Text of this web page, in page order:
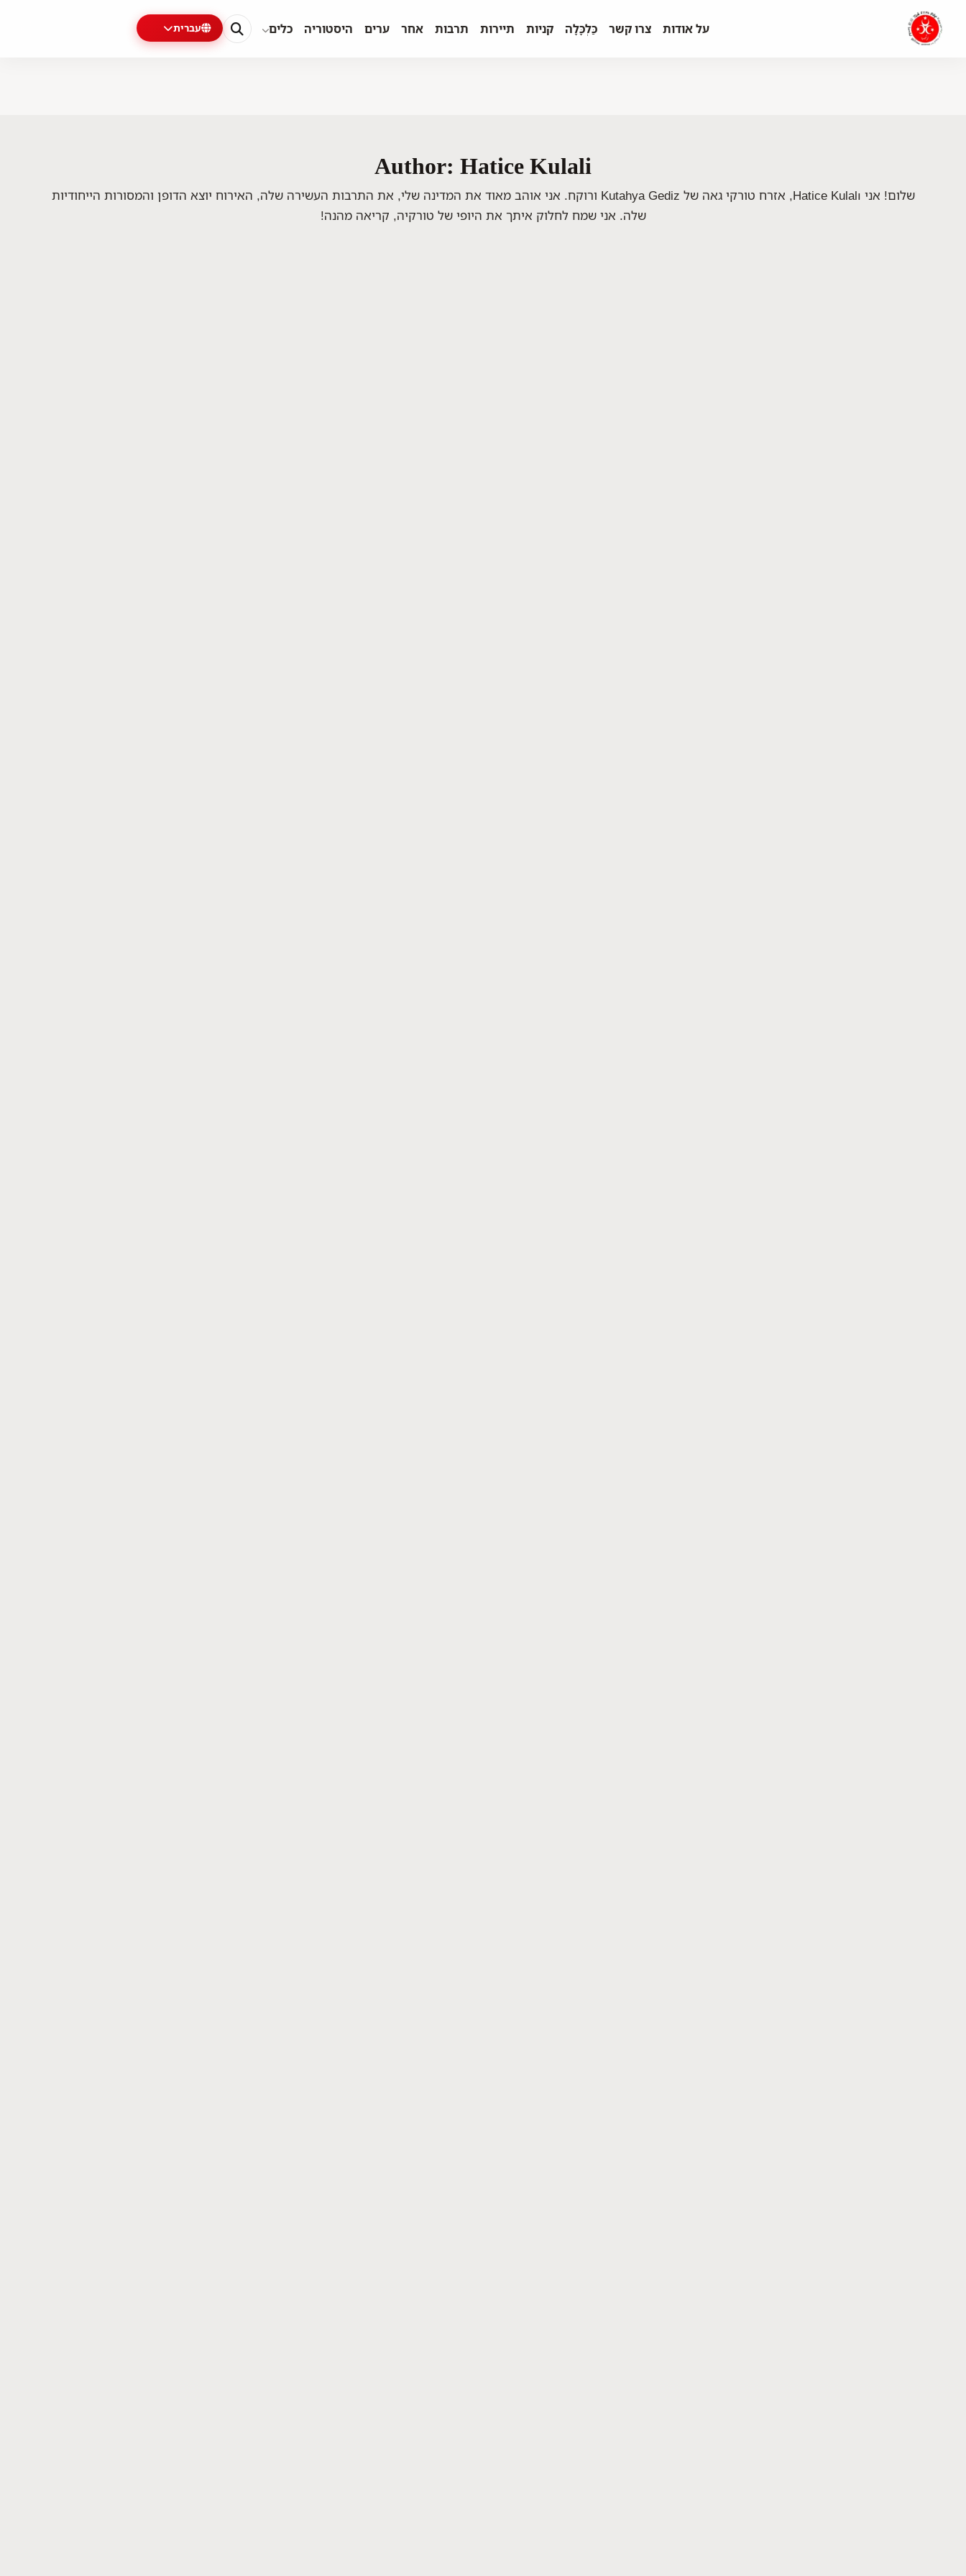
על אודות צרו קשר כַּלְכָּלָה קניות תיירות תרבות אחר ערים היסטוריה כלים עברית
Author: Hatice Kulali
שלום! אני Hatice Kulalı, אזרח טורקי גאה של Kutahya Gediz ורוקח. אני אוהב מאוד את המדינה שלי, את התרבות העשירה שלה, האירוח יוצא הדופן והמסורות הייחודיות
שלה. אני שמח לחלוק איתך את היופי של טורקיה, קריאה מהנה!